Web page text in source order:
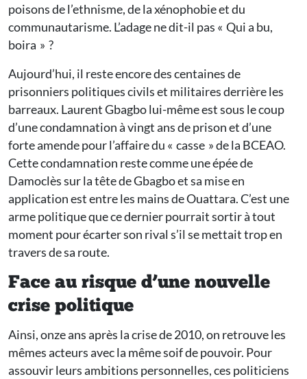
poisons de l’ethnisme, de la xénophobie et du
communautarisme. L’adage ne dit-il pas « Qui a bu,
boira » ?
Aujourd’hui, il reste encore des centaines de
prisonniers politiques civils et militaires derrière les
barreaux. Laurent Gbagbo lui-même est sous le coup
d’une condamnation à vingt ans de prison et d’une
forte amende pour l’affaire du « casse » de la BCEAO.
Cette condamnation reste comme une épée de
Damoclès sur la tête de Gbagbo et sa mise en
application est entre les mains de Ouattara. C’est une
arme politique que ce dernier pourrait sortir à tout
moment pour écarter son rival s’il se mettait trop en
travers de sa route.
Face au risque d’une nouvelle
crise politique
Ainsi, onze ans après la crise de 2010, on retrouve les
mêmes acteurs avec la même soif de pouvoir. Pour
assouvir leurs ambitions personnelles, ces politiciens